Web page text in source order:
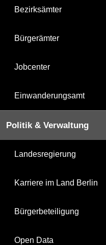
Bezirksämter
Bürgerämter
Jobcenter
Einwanderungsamt
Politik & Verwaltung
Landesregierung
Karriere im Land Berlin
Bürgerbeteiligung
Open Data